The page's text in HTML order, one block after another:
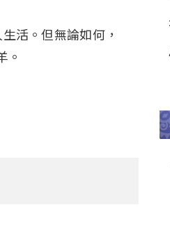
活。但無論如何，
。